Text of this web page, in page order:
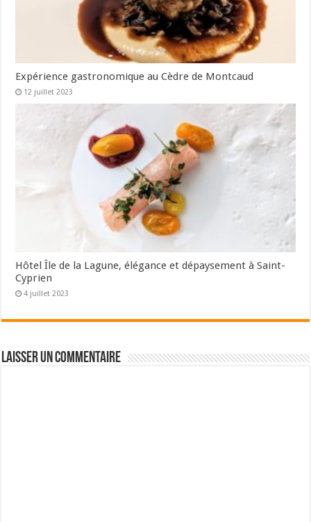
Expérience gastronomique au Cèdre de Montcaud
12 juillet 2023
Hôtel Île de la Lagune, élégance et dépaysement à Saint-
Cyprien
4 juillet 2023
Laisser un commentaire